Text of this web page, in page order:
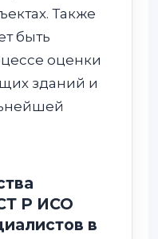
Также
быть
оценки
зданий и
Р ИСО
в